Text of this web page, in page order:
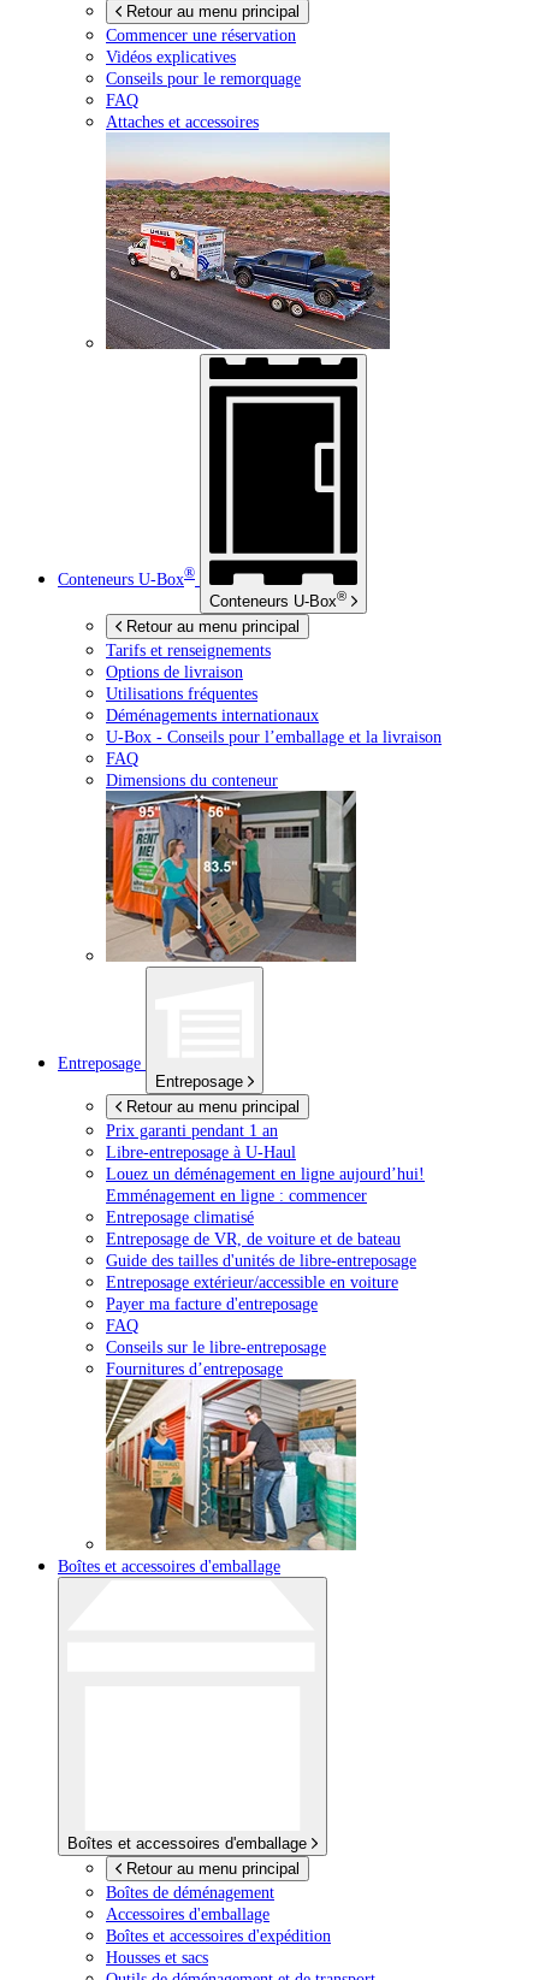
Retour au menu principal
Commencer une réservation
Vidéos explicatives
Conseils pour le remorquage
FAQ
Attaches et accessoires
Conteneurs U-Box®
Conteneurs U-Box®
Retour au menu principal
Tarifs et renseignements
Options de livraison
Utilisations fréquentes
Déménagements internationaux
U-Box - Conseils pour l’emballage et la livraison
FAQ
Dimensions du conteneur
Entreposage
Entreposage
Retour au menu principal
Prix garanti pendant 1 an
Libre-entreposage à U-Haul
Louez un déménagement en ligne aujourd’hui!
Emménagement en ligne : commencer
Entreposage climatisé
Entreposage de VR, de voiture et de bateau
Guide des tailles d'unités de libre-entreposage
Entreposage extérieur/accessible en voiture
Payer ma facture d'entreposage
FAQ
Conseils sur le libre-entreposage
Fournitures d’entreposage
Boîtes et accessoires d'emballage
Boîtes et accessoires d'emballage
Retour au menu principal
Boîtes de déménagement
Accessoires d'emballage
Boîtes et accessoires d'expédition
Housses et sacs